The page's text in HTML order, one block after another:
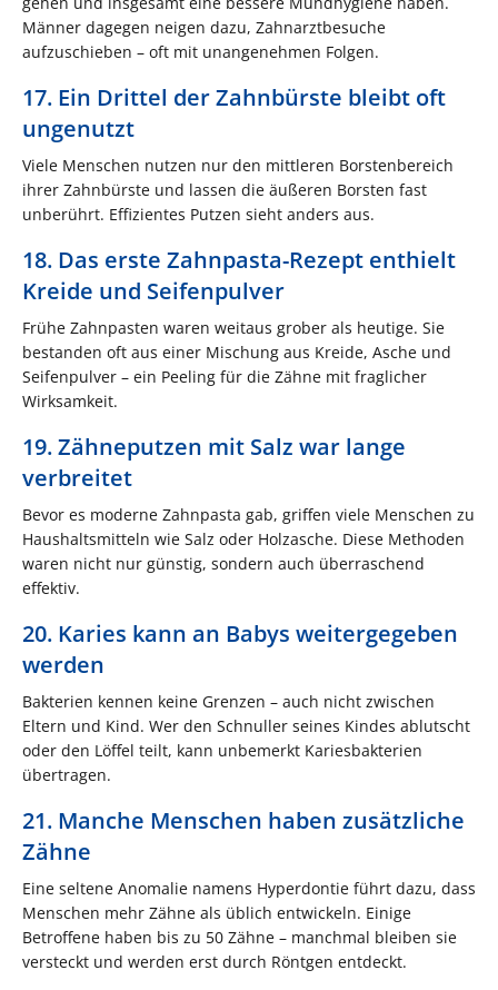
Männer dagegen neigen dazu, Zahnarztbesuche
aufzuschieben – oft mit unangenehmen Folgen.
17. Ein Drittel der Zahnbürste bleibt oft
ungenutzt
Viele Menschen nutzen nur den mittleren Borstenbereich
ihrer Zahnbürste und lassen die äußeren Borsten fast
unberührt. Effizientes Putzen sieht anders aus.
18. Das erste Zahnpasta-Rezept enthielt
Kreide und Seifenpulver
Frühe Zahnpasten waren weitaus grober als heutige. Sie
bestanden oft aus einer Mischung aus Kreide, Asche und
Seifenpulver – ein Peeling für die Zähne mit fraglicher
Wirksamkeit.
19. Zähneputzen mit Salz war lange
verbreitet
Bevor es moderne Zahnpasta gab, griffen viele Menschen zu
Haushaltsmitteln wie Salz oder Holzasche. Diese Methoden
waren nicht nur günstig, sondern auch überraschend
effektiv.
20. Karies kann an Babys weitergegeben
werden
Bakterien kennen keine Grenzen – auch nicht zwischen
Eltern und Kind. Wer den Schnuller seines Kindes ablutscht
oder den Löffel teilt, kann unbemerkt Kariesbakterien
übertragen.
21. Manche Menschen haben zusätzliche
Zähne
Eine seltene Anomalie namens Hyperdontie führt dazu, dass
Menschen mehr Zähne als üblich entwickeln. Einige
Betroffene haben bis zu 50 Zähne – manchmal bleiben sie
versteckt und werden erst durch Röntgen entdeckt.